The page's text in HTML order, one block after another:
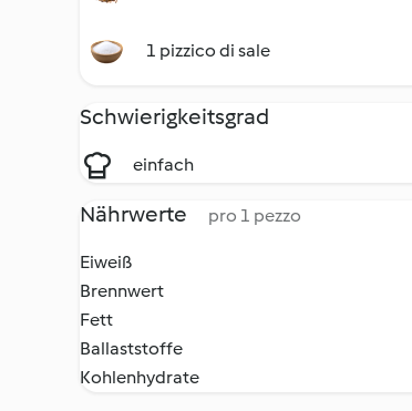
1 pizzico di sale
Schwierigkeitsgrad
einfach
Nährwerte pro 1 pezzo
Eiweiß
Brennwert
Fett
Ballaststoffe
Kohlenhydrate